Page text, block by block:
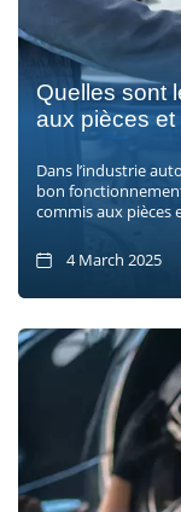
Quelles sont
aux pièces
Dans l’industrie
bon
commis aux pièces
4 March 2025